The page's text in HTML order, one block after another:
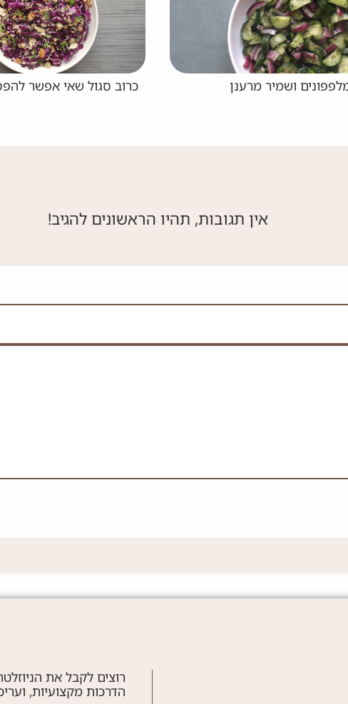
כרוב סגול שאי אפשר להפסיק לנשנש סלט גזר וכרוב
אין תגובות, תהיו הראשונים להגיב!
את השדה הזה
רוצים לקבל את
הדרכות מקצועיות,